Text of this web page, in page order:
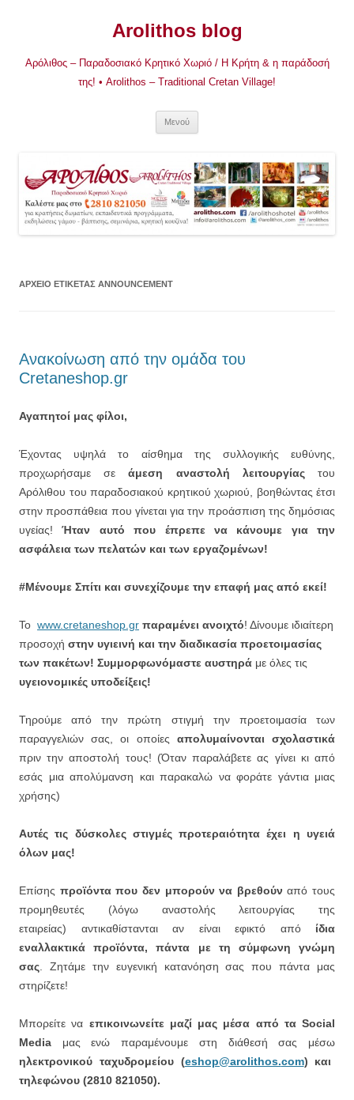
Arolithos blog
Αρόλιθος – Παραδοσιακό Κρητικό Χωριό / Η Κρήτη & η παράδοσή
της! • Arolithos – Traditional Cretan Village!
Μενού
ΑΡΧΕΊΟ ΕΤΙΚΈΤΑΣ ANNOUNCEMENT
Ανακοίνωση από την ομάδα του
Cretaneshop.gr
Αγαπητοί μας φίλοι,
Έχοντας υψηλά το αίσθημα της συλλογικής ευθύνης,
προχωρήσαμε σεάμεση αναστολή λειτουργίαςτου
Αρόλιθου του παραδοσιακού κρητικού χωριού, βοηθώντας έτσι
στην προσπάθεια που γίνεται για την προάσπιση της δημόσιας
υγείας!Ήταν αυτό που έπρεπε να κάνουμε για την
ασφάλεια των πελατών και των εργαζομένων!
#Μένουμε Σπίτι και συνεχίζουμε την επαφή μας από εκεί!
To www.cretaneshop.gr παραμένει ανοιχτό! Δίνουμε ιδιαίτερη
προσοχή στην υγιεινή και την διαδικασία προετοιμασίας
των πακέτων! Συμμορφωνόμαστε αυστηρά με όλες τις
υγειονομικές υποδείξεις!
Τηρούμε από την πρώτη στιγμή την προετοιμασία των
παραγγελιών σας, οι οποίες απολυμαίνονται σχολαστικά
πριν την αποστολή τους! (Όταν παραλάβετε ας γίνει κι από
εσάς μια απολύμανση και παρακαλώ να φοράτε γάντια μιας
χρήσης)
Αυτές τις δύσκολες στιγμές προτεραιότητα έχει η υγειά
όλων μας!
Επίσης προϊόντα που δεν μπορούν να βρεθούν από τους
προμηθευτές (λόγω αναστολής λειτουργίας της
εταιρείας) αντικαθίστανται αν είναι εφικτό από ίδια
εναλλακτικά προϊόντα, πάντα με τη σύμφωνη γνώμη
σας . Ζητάμε την ευγενική κατανόηση σας που πάντα μας
στηρίζετε!
Μπορείτε να επικοινωνείτε μαζί μας μέσα από τα Social
Media μας ενώ παραμένουμε στη διάθεσή σας μέσω
ηλεκτρονικού ταχυδρομείου (eshop@arolithos.com) και
τηλεφώνου (2810 821050).